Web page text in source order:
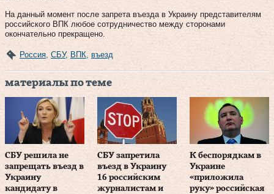
На данный момент после запрета въезда в Украину представителям
российского ВПК любое сотрудничество между сторонами
окончательно прекращено.
Россия СБУ, ВПК въезд
материалы по теме
СБУ решила не
запрещать въезд в
Украину
кандидату в
СБУ запретила
въезд в Украину
16 российским
журналистам и
К беспорядкам в
Украине
«приложила
руку» российская